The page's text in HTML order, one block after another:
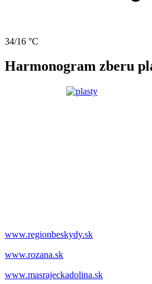
34/16 °C
Harmonogram zberu
www.regionbeskydy.sk
www.rozana.sk
www.masrajeckadolina.sk